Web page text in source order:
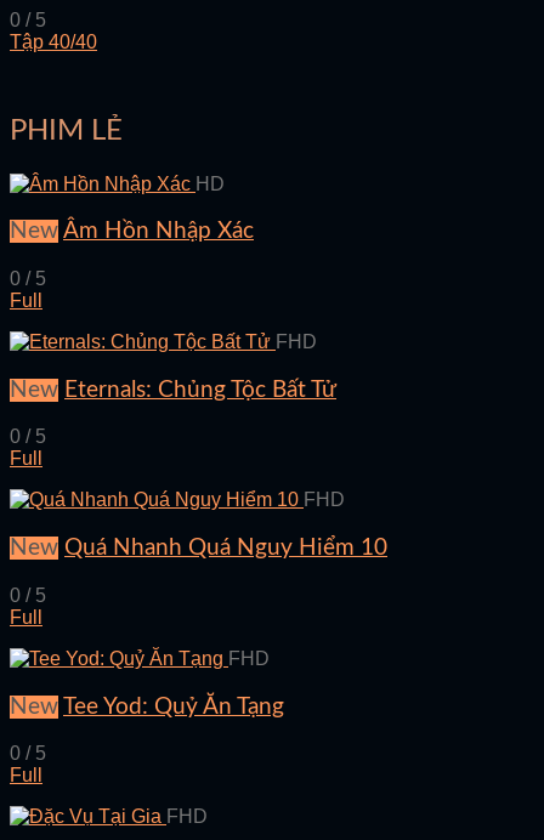
0 / 5
Tập 40/40
PHIM LẺ
HD
New Âm Hồn Nhập Xác
0 / 5
Full
FHD
New Eternals: Chủng Tộc Bất Tử
0 / 5
Full
FHD
New Quá Nhanh Quá Nguy Hiểm 10
0 / 5
Full
FHD
New Tee Yod: Quỷ Ăn Tạng
0 / 5
Full
FHD